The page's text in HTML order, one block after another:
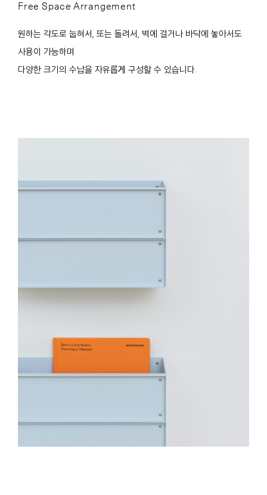
Free Space Arrangement
원하는 각도로 눕혀서, 또는 돌려서, 벽에 걸거나 바닥에 놓아서도
사용이 가능하며
다양한 크기의 수납을 자유롭게 구성할 수 있습니다.